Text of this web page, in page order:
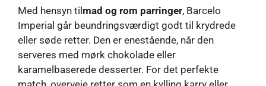
Med hensyn tilmad og rom parringer, Barcelo
Imperial går beundringsværdigt godt til krydrede
eller søde retter. Den er enestående, når den
serveres med mørk chokolade eller
karamelbaserede desserter. For det perfekte